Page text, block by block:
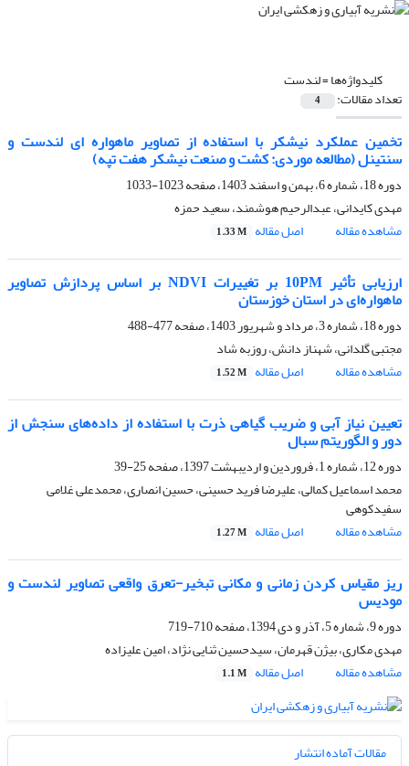
کلیدواژه‌ها =لندست
تعداد مقالات: 4
تخمین عملکرد نیشکر با استفاده از تصاویر ماهواره ای لندست و
سنتینل (مطالعه موردی: کشت و صنعت نیشکر هفت تپه)
دوره 18، شماره 6، بهمن و اسفند 1403، صفحه
1023-1033
مهدی کایدانی، عبدالرحیم هوشمند، سعید حمزه
مشاهده مقاله
اصل مقاله 1.33 M
ارزیابی تأثیر 10PM بر تغییرات NDVI بر اساس پردازش تصاویر
ماهواره‌ای در استان خوزستان
دوره 18، شماره 3، مرداد و شهریور 1403، صفحه
477-488
مجتبی گلدانی، شهناز دانش، روزبه شاد
مشاهده مقاله
اصل مقاله 1.52 M
تعیین نیاز آبی و ضریب گیاهی ذرت با استفاده از داده‌های سنجش از
دور و الگوریتم سبال
دوره 12، شماره 1، فروردین و اردیبهشت 1397، صفحه
25-39
محمد اسماعیل کمالی، علیرضا فرید حسینی، حسین انصاری، محمدعلی غلامی
سفیدکوهی
مشاهده مقاله
اصل مقاله 1.27 M
ریز مقیاس کردن زمانی و مکانی تبخیر-تعرق واقعی تصاویر لندست و
مودیس
دوره 9، شماره 5، آذر و دی 1394، صفحه
710-719
مهدی مکاری، بیژن قهرمان، سیدحسین ثنایی نژاد، امین علیزاده
مشاهده مقاله
اصل مقاله 1.1 M
مقالات آماده انتشار